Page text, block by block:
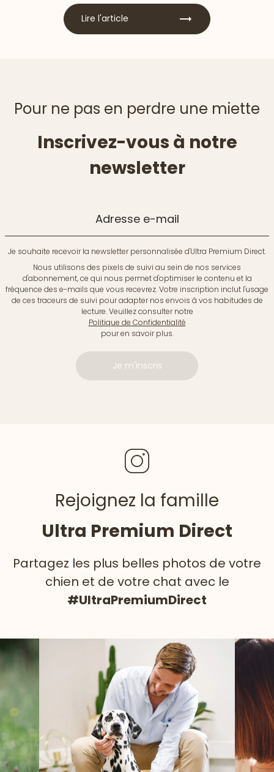
Lire l'article
Pour ne pas en perdre une miette
Inscrivez-vous à notre
newsletter
Adresse e-mail
Je souhaite recevoir la newsletter personnalisée d'Ultra Premium Direct.
Nous utilisons des pixels de suivi au sein de nos services
d'abonnement, ce qui nous permet d'optimiser le contenu et la
fréquence des e-mails que vous recevrez. Votre inscription inclut l'usage
de ces traceurs de suivi pour adapter nos envois à vos habitudes de
lecture. Veuillez consulter notre
Politique de Confidentialité
pour en savoir plus.
Je m'inscris
Rejoignez la famille
Ultra Premium Direct
Partagez les plus belles photos de votre
chien et de votre chat avec le
#UltraPremiumDirect